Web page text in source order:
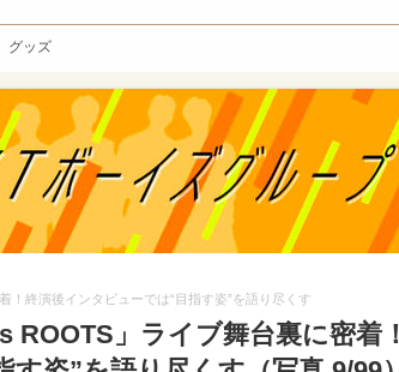
グッズ
！終演後インタビューでは“目指す姿”を語り尽くす
ROOTS」ライブ舞台裏に密着！